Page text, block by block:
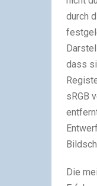
durch
dass
sRGB
Die